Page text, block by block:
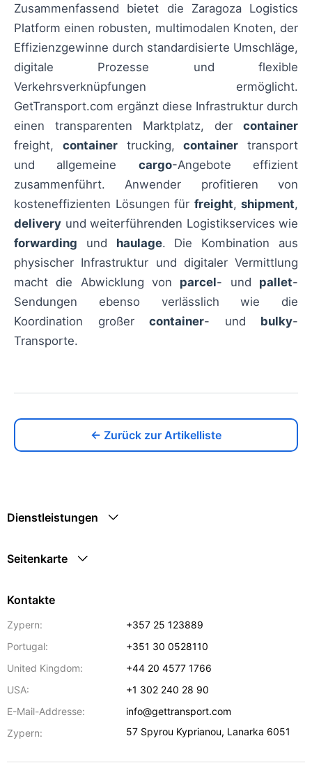
Zusammenfassend bietet die Zaragoza Logistics
Platform einen robusten, multimodalen Knoten, der
Effizienzgewinne durch standardisierte Umschläge,
digitale Prozesse und flexible
Verkehrsverknüpfungen ermöglicht.
GetTransport.com ergänzt diese Infrastruktur durch
einen transparenten Marktplatz, der container
freight, containertrucking,container transport
und allgemeine cargo-Angebote effizient
zusammenführt. Anwender profitieren von
kosteneffizienten Lösungen für freight, shipment,
delivery und weiterführenden Logistikservices wie
forwarding und haulage. Die Kombination aus
physischer Infrastruktur und digitaler Vermittlung
macht die Abwicklung von parcel- und pallet-
Sendungen ebenso verlässlich wie die
Koordination großer container- und bulky-
Transporte.
← Zurück zur Artikelliste
Dienstleistungen
Seitenkarte
Kontakte
Zypern:
+357 25 123889
Portugal:
+351 30 0528110
United Kingdom:
+44 20 4577 1766
USA:
+1 302 240 28 90
E-Mail-Addresse:
info@gettransport.com
Zypern:
57 Spyrou Kyprianou, Lanarka 6051